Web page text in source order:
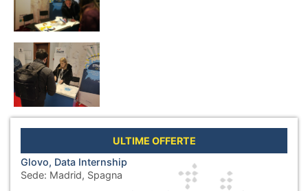
ULTIME OFFERTE
Glovo, Data Internship
Sede: Madrid, Spagna